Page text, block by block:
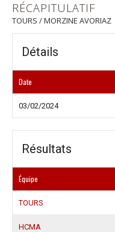
RÉCAPITULATIF
TOURS / MORZINE AVORIAZ
Détails
Date
03/02/2024
Résultats
Équipe
TOURS
HCMA